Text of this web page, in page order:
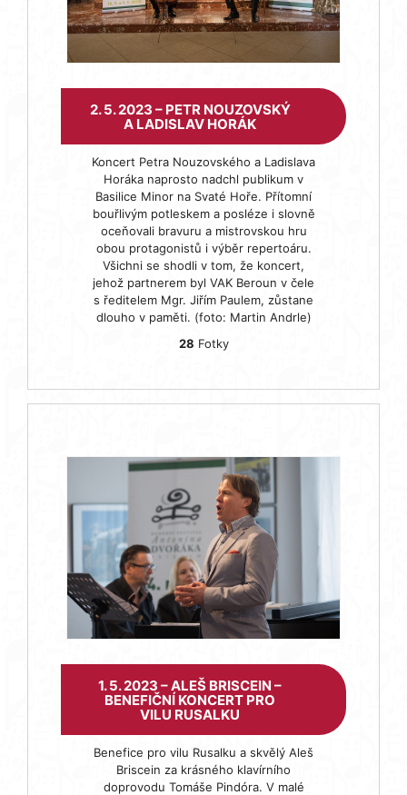
2. 5. 2023 – PETR NOUZOVSKÝ
A LADISLAV HORÁK
Koncert Petra Nouzovského a Ladislava
Horáka naprosto nadchl publikum v
Basilice Minor na Svaté Hoře. Přítomní
bouřlivým potleskem a posléze i slovně
oceňovali bravuru a mistrovskou hru
obou protagonistů i výběr repertoáru.
Všichni se shodli v tom, že koncert,
jehož partnerem byl VAK Beroun v čele
s ředitelem Mgr. Jiřím Paulem, zůstane
dlouho v paměti. (foto: Martin Andrle)
28 Fotky
1. 5. 2023 – ALEŠ BRISCEIN –
BENEFIČNÍ KONCERT PRO
VILU RUSALKU
Benefice pro vilu Rusalku a skvělý Aleš
Briscein za krásného klavírního
doprovodu Tomáše Pindóra. V malé